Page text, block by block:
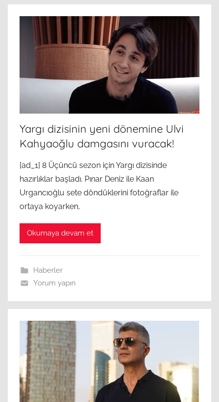
Yargı dizisinin yeni dönemine Ulvi
Kahyaoğlu damgasını vuracak!
[ad_1] 8 Üçüncü sezon için Yargı dizisinde
hazırlıklar başladı. Pınar Deniz ile Kaan
Urgancıoğlu sete döndüklerini fotoğraflar ile
ortaya koyarken,
Okumaya devam et
Haberler
Yorum yapın